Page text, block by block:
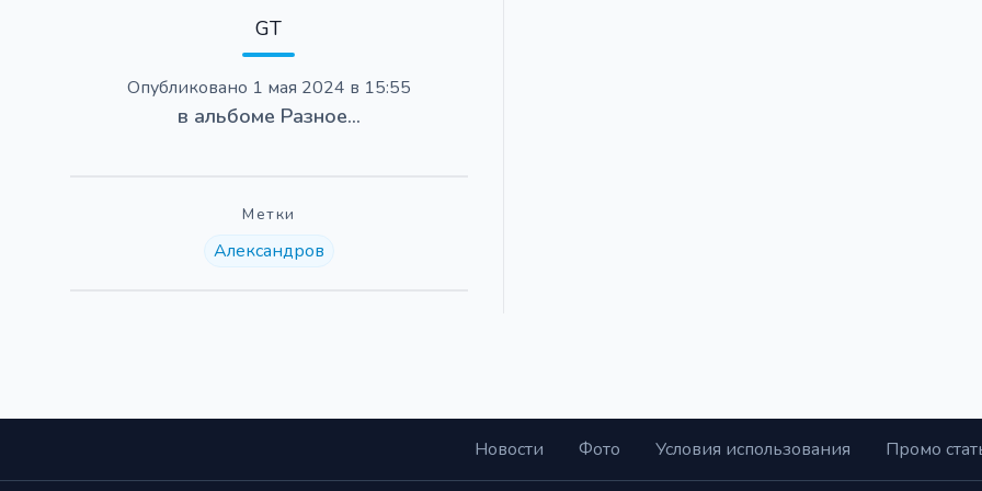
GT
Опубликовано 1 мая 2024 в 15:55
в альбоме Разное...
Метки
Александров
Новости Фото Условия использования
Промо